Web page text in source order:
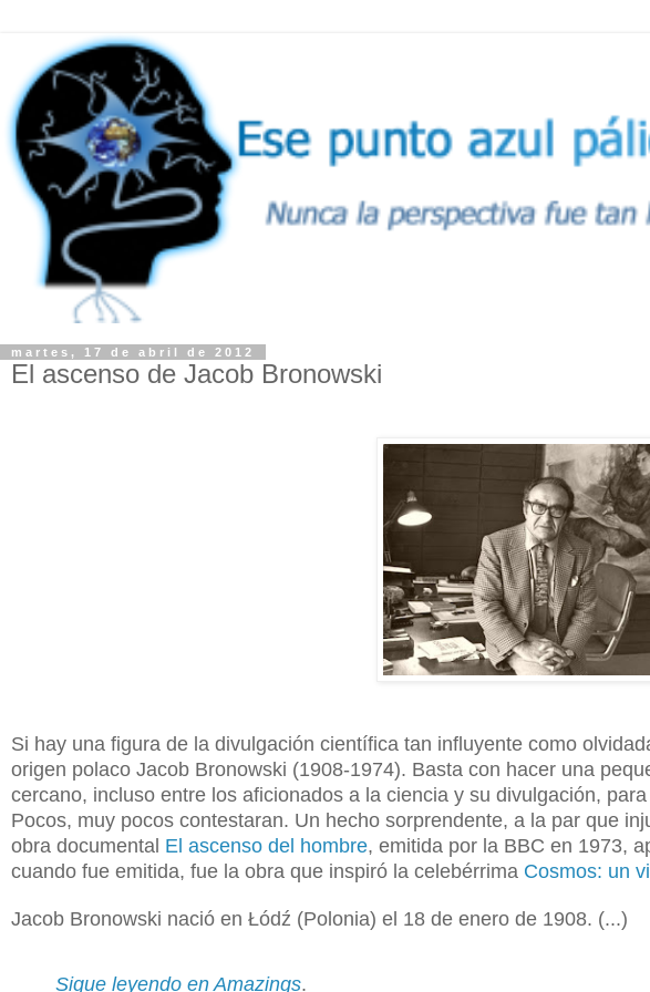
martes, 17 de abril de 2012
El ascenso de Jacob Bronowski
Si hay una figura de la divulgación científica tan influyente como
origen polaco Jacob Bronowski (1908-1974). Basta con hacer una
cercano, incluso entre los aficionados a la ciencia y su divulgación,
Pocos, muy pocos contestaran. Un hecho sorprendente, a la par que
obra documental El ascenso del hombre, emitida por la BBC en 1973,
cuando fue emitida, fue la obra que inspiró la celebérrima Cosmos: un
Jacob Bronowski nació en Łódź (Polonia) el 18 de enero de 1908. (...)
Sigue leyendo en Amazings.